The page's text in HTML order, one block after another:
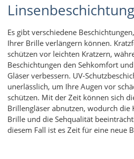
Es gibt verschiedene
Ihrer Brille verlängern können.
schützen vor leichten Kratzern,
Beschichtungen den Sehkomfort
Gläser verbessern. UV-
unerlässlich, um Ihre Augen vor
schützen. Mit der Zeit können sich
Brillengläser abnutzen, wodurch
Brille und die Sehqualität
diesem Fall ist es Zeit für eine neue